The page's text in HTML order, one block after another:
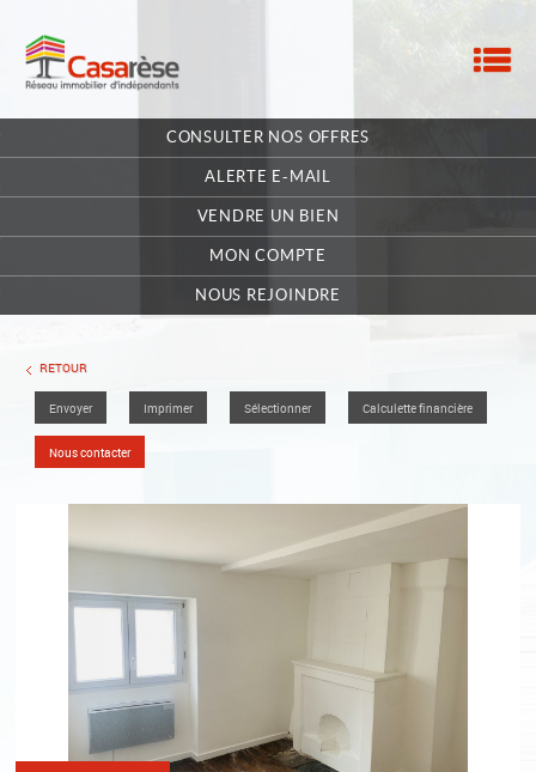
NOTRE RÉSEAU
MA SÉLECTION 0
POSTULEZ EN LIGNE
CONSULTER NOS OFFRES
ALERTE E-MAIL
VENDRE UN BIEN
MON COMPTE
NOUS REJOINDRE
RETOUR
Envoyer Imprimer Sélectionner Calculette financière
Nous contacter